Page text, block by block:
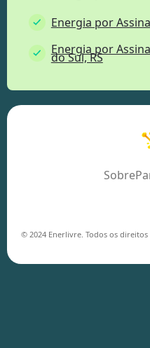
Energia por
Energia por
do Sul, RS
© 2024 Enerlivre. Todos os direitos
Sobre